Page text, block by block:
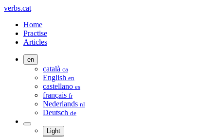
verbs.cat
Home
Practise
Articles
en
català ca
English en
castellano es
français fr
Nederlands nl
Deutsch de
Light